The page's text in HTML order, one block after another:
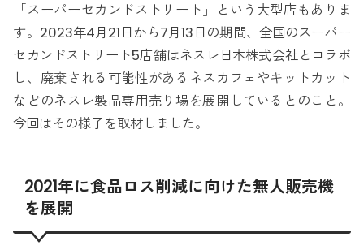
「スーパーセカンドストリート」という大型店もありま
す。2023年4月21日から7月13日の期間、全国のスーパー
セカンドストリート5店舗はネスレ日本株式会社とコラボ
し、廃棄される可能性があるネスカフェやキットカット
などのネスレ製品専用売り場を展開しているとのこと。
今回はその様子を取材しました。
2021年に食品ロス削減に向けた無人販売機
を展開